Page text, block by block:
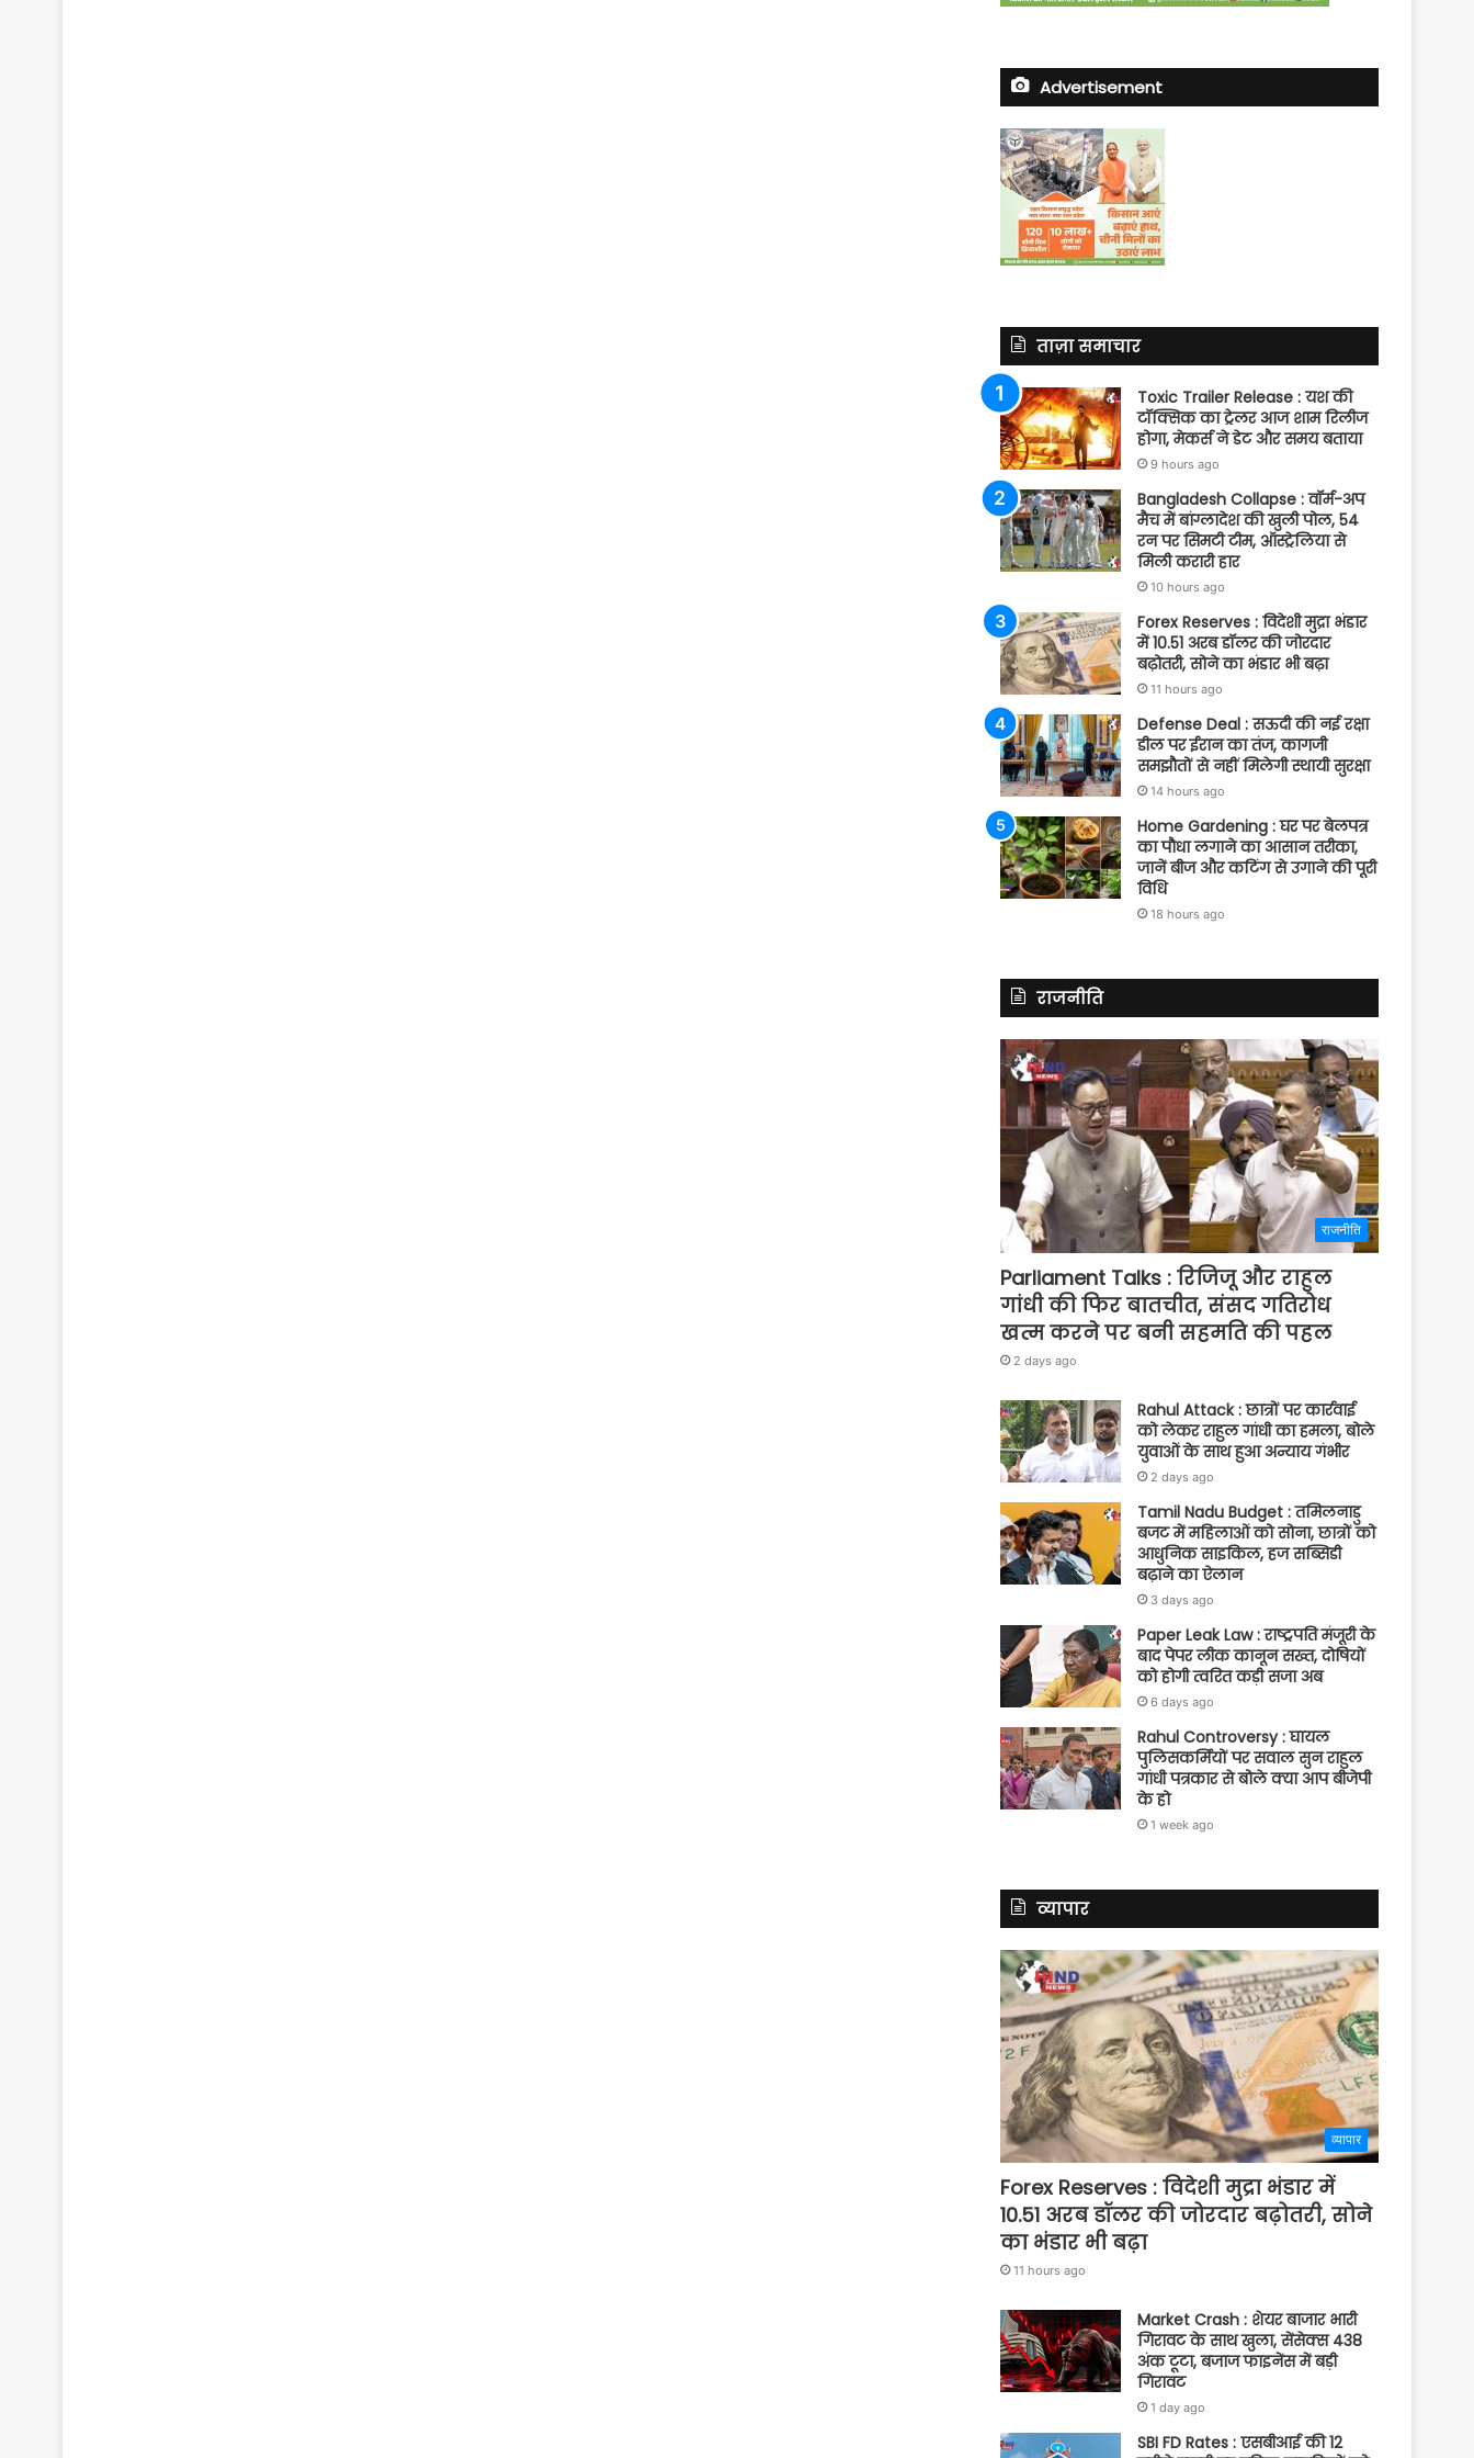
Advertisement
ताज़ा समाचार
Toxic Trailer Release : यश की
टॉक्सिक का ट्रेलर आज शाम रिलीज
होगा, मेकर्स ने डेट और समय बताया
9 hours ago
Bangladesh Collapse : वॉर्म-अप
मैच में बांग्लादेश की खुली पोल, 54
रन पर सिमटी टीम, ऑस्ट्रेलिया से
मिली करारी हार
10 hours ago
Forex Reserves : विदेशी मुद्रा भंडार
में 10.51 अरब डॉलर की जोरदार
बढ़ोतरी, सोने का भंडार भी बढ़ा
11 hours ago
Defense Deal : सऊदी की नई रक्षा
डील पर ईरान का तंज, कागजी
समझौतों से नहीं मिलेगी स्थायी सुरक्षा
14 hours ago
Home Gardening : घर पर बेलपत्र
का पौधा लगाने का आसान तरीका,
जानें बीज और कटिंग से उगाने की पूरी
विधि
18 hours ago
राजनीति
राजनीति
Parliament Talks : रिजिजू और राहुल
गांधी की फिर बातचीत, संसद गतिरोध
खत्म करने पर बनी सहमति की पहल
2 days ago
Rahul Attack : छात्रों पर कार्रवाई
को लेकर राहुल गांधी का हमला, बोले
युवाओं के साथ हुआ अन्याय गंभीर
2 days ago
Tamil Nadu Budget : तमिलनाडु
बजट में महिलाओं को सोना, छात्रों को
आधुनिक साइकिल, हज सब्सिडी
बढ़ाने का ऐलान
3 days ago
Paper Leak Law : राष्ट्रपति मंजूरी के
बाद पेपर लीक कानून सख्त, दोषियों
को होगी त्वरित कड़ी सजा अब
6 days ago
Rahul Controversy : घायल
पुलिसकर्मियों पर सवाल सुन राहुल
गांधी पत्रकार से बोले क्या आप बीजेपी
के हो
1 week ago
व्यापार
व्यापार
Forex Reserves : विदेशी मुद्रा भंडार में
10.51 अरब डॉलर की जोरदार बढ़ोतरी, सोने
का भंडार भी बढ़ा
11 hours ago
Market Crash : शेयर बाजार भारी
गिरावट के साथ खुला, सेंसेक्स 438
अंक टूटा, बजाज फाइनेंस में बड़ी
गिरावट
1 day ago
SBI FD Rates : एसबीआई की 12